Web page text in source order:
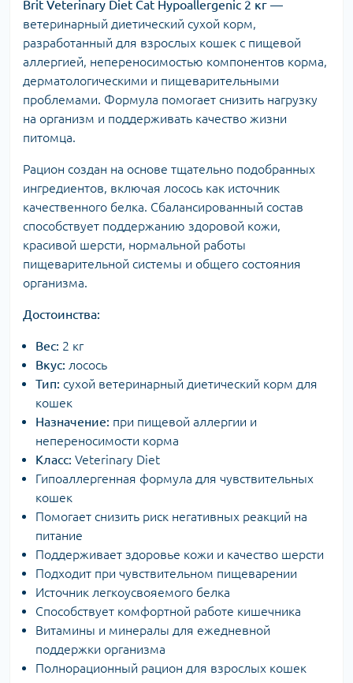
Brit Veterinary Diet Cat Hypoallergenic 2 кг —
ветеринарный диетический сухой корм,
разработанный для взрослых кошек с пищевой
аллергией, непереносимостью компонентов корма,
дерматологическими и пищеварительными
проблемами. Формула помогает снизить нагрузку
на организм и поддерживать качество жизни
питомца.
Рацион создан на основе тщательно подобранных
ингредиентов, включая лосось как источник
качественного белка. Сбалансированный состав
способствует поддержанию здоровой кожи,
красивой шерсти, нормальной работы
пищеварительной системы и общего состояния
организма.
Достоинства:
Вес: 2 кг
Вкус: лосось
Тип: сухой ветеринарный диетический корм для
кошек
Назначение: при пищевой аллергии и
непереносимости корма
Класс: Veterinary Diet
Гипоаллергенная формула для чувствительных
кошек
Помогает снизить риск негативных реакций на
питание
Поддерживает здоровье кожи и качество шерсти
Подходит при чувствительном пищеварении
Источник легкоусвояемого белка
Способствует комфортной работе кишечника
Витамины и минералы для ежедневной
поддержки организма
Полнорационный рацион для взрослых кошек